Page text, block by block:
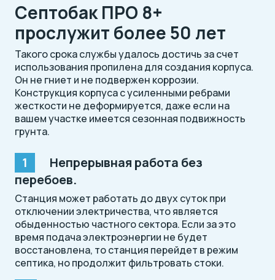
Септобак ПРО 8+
прослужит более 50 лет
Такого срока службы удалось достичь за счет
использования пропилена для создания корпуса.
Он не гниет и не подвержен коррозии.
Конструкция корпуса с усиленными ребрами
жесткости не деформируется, даже если на
вашем участке имеется сезонная подвижность
грунта.
Непрерывная работа без
перебоев.
Станция может работать до двух суток при
отключении электричества, что является
обыденностью частного сектора. Если за это
время подача электроэнергии не будет
восстановлена, то станция перейдет в режим
септика, но продолжит фильтровать стоки.